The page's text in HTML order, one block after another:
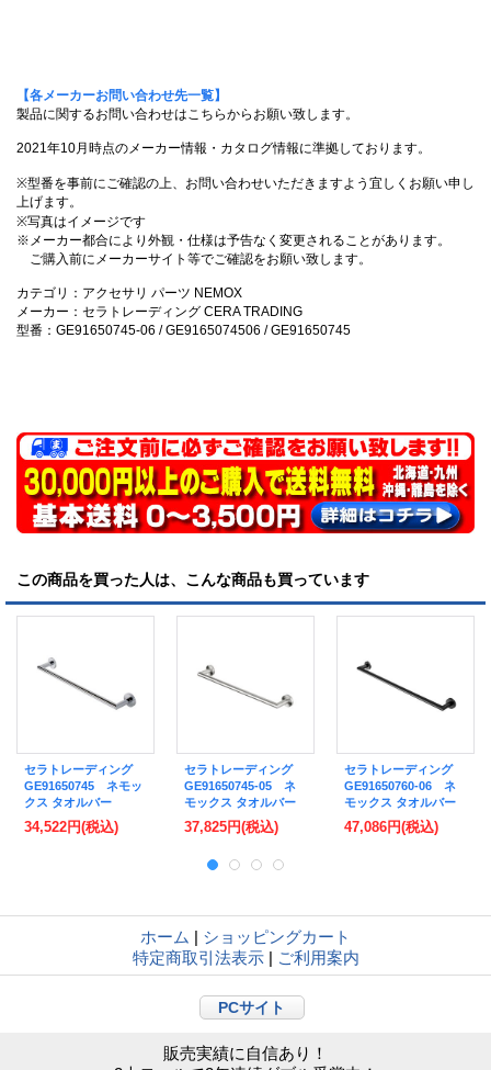
【各メーカーお問い合わせ先一覧】
製品に関するお問い合わせはこちらからお願い致します。
2021年10月時点のメーカー情報・カタログ情報に準拠しております。
※型番を事前にご確認の上、お問い合わせいただきますよう宜しくお願い申し
上げます。
※写真はイメージです
※メーカー都合により外観・仕様は予告なく変更されることがあります。
ご購入前にメーカーサイト等でご確認をお願い致します。
カテゴリ：アクセサリ パーツ NEMOX
メーカー：セラトレーディング CERA TRADING
型番：GE91650745-06 / GE9165074506 / GE91650745
この商品を買った人は、こんな商品も買っています
セラトレーディング
GE91650745 ネモッ
クス タオルバー
(498mm) クロム [♪]
34,522円(税込)
セラトレーディング
GE91650745-05 ネ
モックス タオルバー
(498mm) ステンレス
スチールブラッシュド
37,825円(税込)
セラトレーディング
GE91650760-06 ネ
モックス タオルバー
(648mm) マットブラ
ック [♪]
47,086円(税込)
ホーム | ショッピングカート
特定商取引法表示 | ご利用案内
PCサイト
販売実績に自信あり！